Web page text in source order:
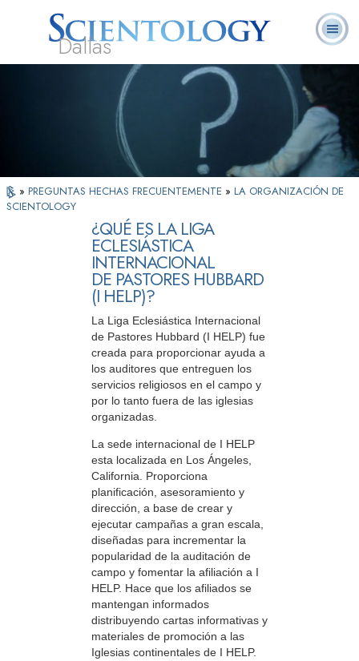
Dallas
¿Qué es
Scientology?
Ministros
Voluntarios
Preguntas
Frecuentes
» PREGUNTAS HECHAS FRECUENTEMENTE » LA ORGANIZACIÓN DE
SCIENTOLOGY
¿QUÉ ES LA LIGA
ECLESIÁSTICA
INTERNACIONAL
DE PASTORES HUBBARD
(I HELP)?
La Liga Eclesiástica Internacional
de Pastores Hubbard (I HELP) fue
creada para proporcionar ayuda a
los auditores que entreguen los
servicios religiosos en el campo y
por lo tanto fuera de las iglesias
organizadas.
La sede internacional de I HELP
esta localizada en Los Ángeles,
California. Proporciona
planificación, asesoramiento y
dirección, a base de crear y
ejecutar campañas a gran escala,
diseñadas para incrementar la
popularidad de la auditación de
campo y fomentar la afiliación a I
HELP. Hace que los afiliados se
mantengan informados
distribuyendo cartas informativas y
materiales de promoción a las
Iglesias continentales de I HELP.